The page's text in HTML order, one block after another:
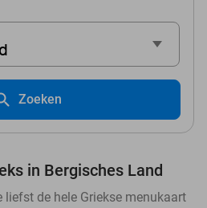
Zoeken
in Bergisches Land
liefst de hele Griekse menukaart